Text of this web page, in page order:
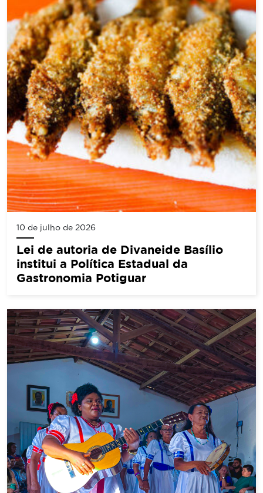
10 de julho de 2026
Lei de autoria de Divaneide Basílio
institui a Política Estadual da
Gastronomia Potiguar